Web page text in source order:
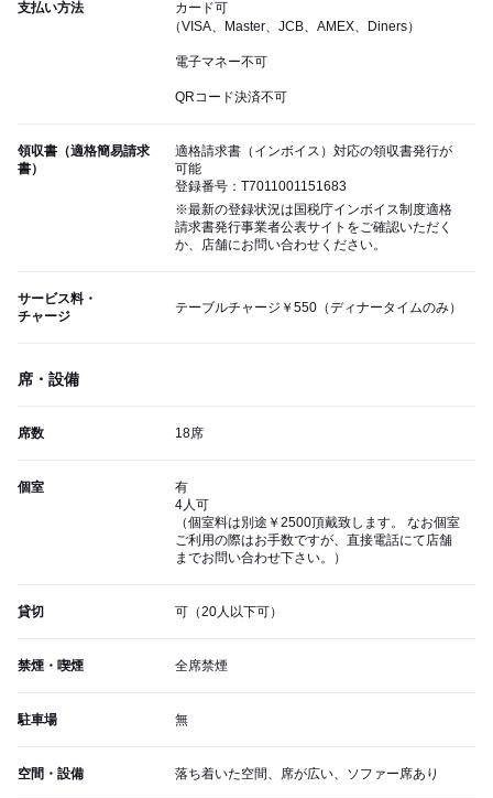
支払い方法
カード可
（VISA、Master、JCB、AMEX、Diners）
電子マネー不可
QRコード決済不可
領収書（適格簡易請求
書）
適格請求書（インボイス）対応の領収書発行が
可能
登録番号：T7011001151683
※最新の登録状況は国税庁インボイス制度適格
請求書発行事業者公表サイトをご確認いただく
か、店舗にお問い合わせください。
サービス料・
チャージ
テーブルチャージ￥550（ディナータイムのみ）
席・設備
席数 18席
個室
有
4人可
（個室料は別途￥2500頂戴致します。 なお個室
ご利用の際はお手数ですが、直接電話にて店舗
までお問い合わせ下さい。）
貸切 可（20人以下可）
禁煙・喫煙 全席禁煙
駐車場 無
空間・設備 落ち着いた空間、席が広い、ソファー席あり